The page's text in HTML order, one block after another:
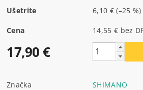
Ušetríte 6,10 €(–25 %)
Cena 14,55 € bez
17,90 €
Značka
SHIMANO